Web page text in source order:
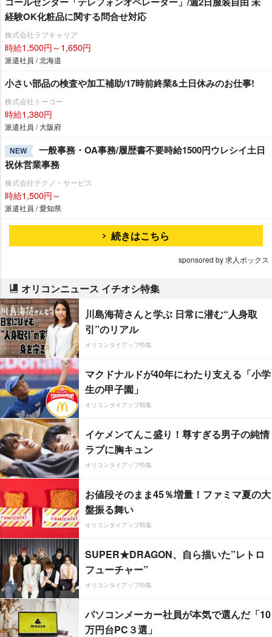
経験OK化粧品に関する問合せ対応
株式会社ラブキャリア
時給1,500円～1,650円
派遣社員 / 北海道
小さい部品の検査や加工補助/17時前終業&土日休みのお仕事!
株式会社トーコー
時給1,380円
派遣社員 / 大阪府
NEW
一般事務・OA事務/履歴書不要時給1500円ウレシイ土日
祝休営業事務
株式会社テクノ・サービス
時給1,500円～
派遣社員 / 愛知県
続きはこちら
sponsored by 求人ボックス
オリコンニュース イチオシ特集
川島海荷さんと学ぶ 日常に潜む“人身取
引”のリアル
オリコンタイアップ特集
マクドナルドが40年にわたり支える「小学
生の甲子園」
オリコンタイアップ特集
イケメンてんこ盛り！尊すぎる男子の純情
ラブに胸キュン
オリコンタイアップ特集
お値段そのまま45％増量！ファミマ夏の大
盤振る舞い
オリコンタイアップ特集
SUPER★DRAGON、自ら描いた”レトロ
フューチャー”
オリコンタイアップ特集
パソコンメーカー社員が本気で選んだ「10
万円台PC３選」